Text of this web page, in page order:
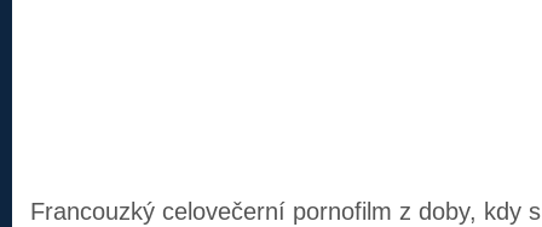
Francouzký celovečerní pornofilm z doby, kdy